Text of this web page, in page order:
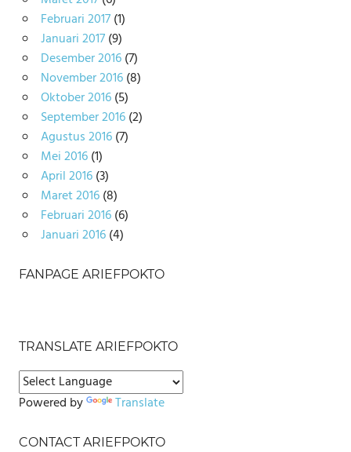
Februari 2017(1)
Januari 2017(9)
Desember 2016(7)
November 2016(8)
Oktober 2016(5)
September 2016(2)
Agustus 2016(7)
Mei 2016(1)
April 2016(3)
Maret 2016(8)
Februari 2016(6)
Januari 2016(4)
FANPAGE ARIEFPOKTO
TRANSLATE ARIEFPOKTO
Powered by Translate
CONTACT ARIEFPOKTO